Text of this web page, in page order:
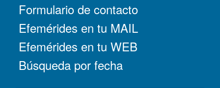
Formulario de contacto
Efemérides en tu MAIL
Efemérides en tu WEB
Búsqueda por fecha